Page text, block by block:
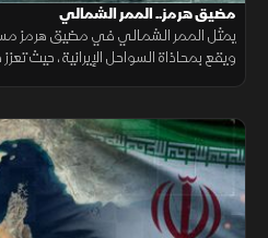
مضيق هرمز.. الممر الشمالي
يمثل الممر الشمالي في مضيق هرمز
ويقع بمحاذاة السواحل الإيرانية، حيث